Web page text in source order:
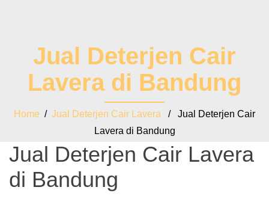
Jual Deterjen Cair
Lavera di Bandung
Home / Jual Deterjen Cair Lavera / Jual Deterjen Cair
Lavera di Bandung
Jual Deterjen Cair Lavera
di Bandung